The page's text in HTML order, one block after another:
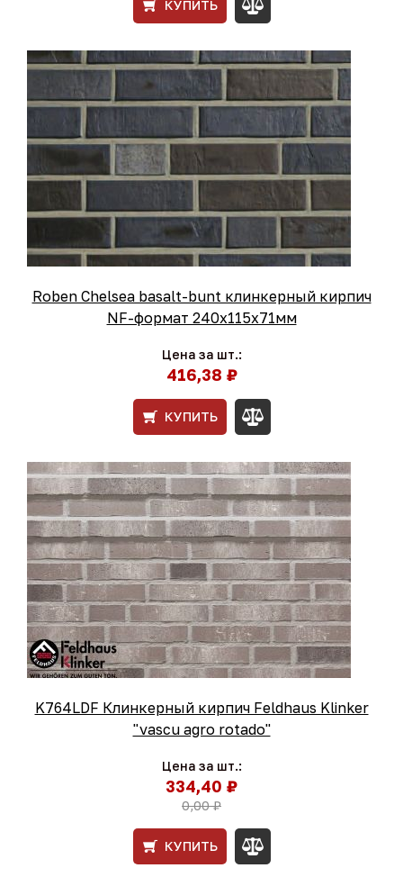
КУПИТЬ
Roben Chelsea basalt-bunt клинкерный кирпич
NF-формат 240x115x71мм
Цена за шт.:
416,38 ₽
КУПИТЬ
K764LDF Клинкерный кирпич Feldhaus Klinker
"vascu agro rotado"
Цена за шт.:
334,40 ₽
0,00 ₽
КУПИТЬ